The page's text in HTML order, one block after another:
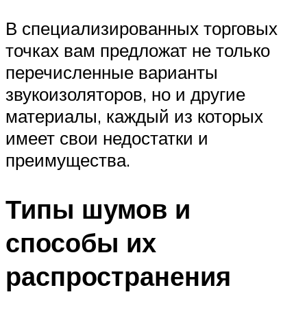
В специализированных торговых
точках вам предложат не только
перечисленные варианты
звукоизоляторов, но и другие
материалы, каждый из которых
имеет свои недостатки и
преимущества.
Типы шумов и
способы их
распространения